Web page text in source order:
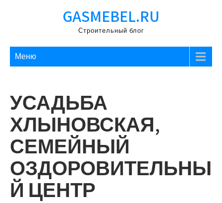
GASMEBEL.RU
Строительный блог
Меню
УСАДЬБА
ХЛЫНОВСКАЯ,
СЕМЕЙНЫЙ
ОЗДОРОВИТЕЛЬНЫ
Й ЦЕНТР